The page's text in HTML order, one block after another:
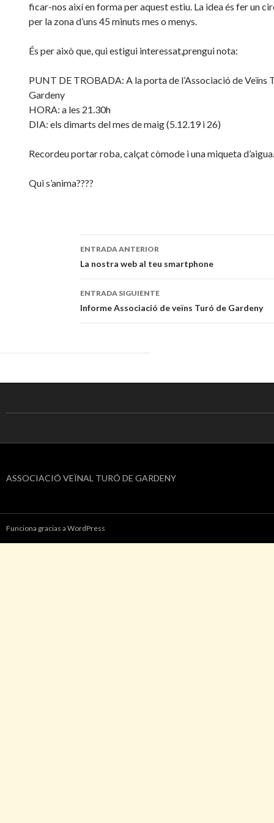
ficar-nos així en forma per aquest estiu. La idea és fer un
per la zona d’uns 45 minuts mes o menys.
És per això que, qui estigui interessat,prengui nota:
PUNT DE TROBADA: A la porta de l’Associació de Veïns
Gardeny
HORA: a les 21.30h
DIA: els dimarts del mes de maig (5.12.19 i 26)
Recordeu portar roba, calçat còmode i una miqueta d’aigua.
Qui s’anima????
Navegación
de
entradas
ENTRADA ANTERIOR
La nostra web al teu smartphone
ENTRADA SIGUIENTE
Informe Associació de veïns Turó de Gardeny
ASSOCIACIÓ VEÏNAL TURÓ DE GARDENY
Funciona gracias a WordPress